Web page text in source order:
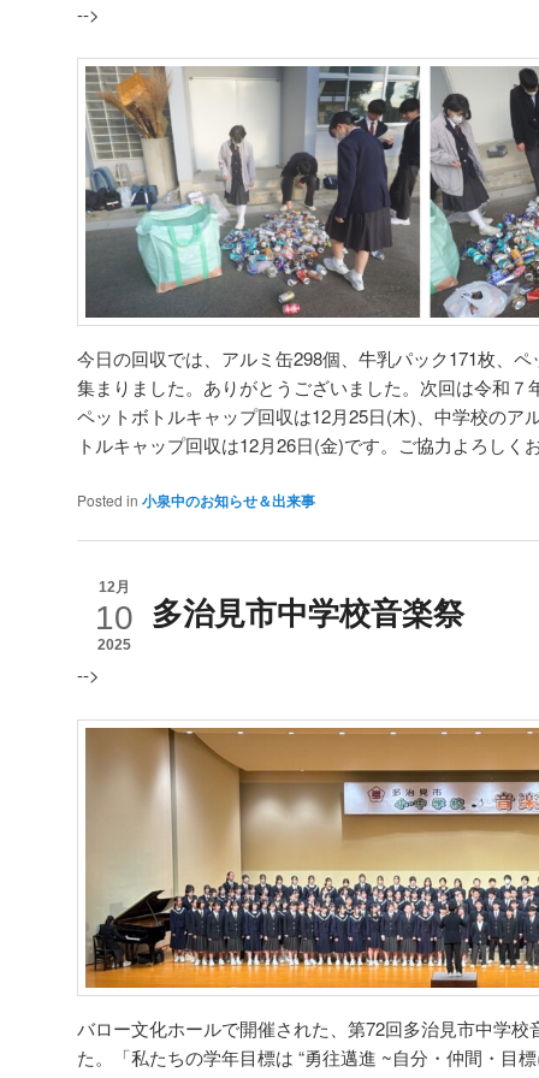
-->
今日の回収では、アルミ缶298個、牛乳パック171枚、
集まりました。ありがとうございました。次回は令和７
ペットボトルキャップ回収は12月25日(木)、中学校のア
トルキャップ回収は12月26日(金)です。ご協力よろしく
Posted in 小泉中のお知らせ＆出来事
12月
10
2025
多治見市中学校音楽祭
-->
バロー文化ホールで開催された、第72回多治見市中学
た。「私たちの学年目標は “勇往邁進 ~自分・仲間・目